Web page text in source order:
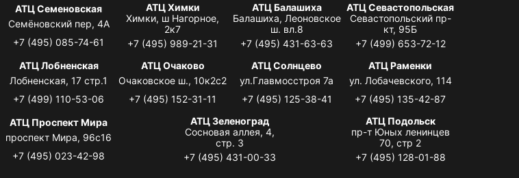
АТЦ Семеновская
Семёновский пер, 4А
+7 (495) 085-74-61
АТЦ Химки
Химки, ш Нагорное,
2к7
+7 (495) 989-21-31
АТЦ Балашиха
Балашиха, Леоновское
ш. вл.8
+7 (495) 431-63-63
АТЦ Севастопольская
Севастопольский пр-
кт, 95Б
+7 (499) 653-72-12
АТЦ Лобненская
Лобненская, 17 стр.1
+7 (499) 110-53-06
АТЦ Очаково
Очаковское ш., 10к2с2
+7 (495) 152-31-11
АТЦ Солнцево
ул.Главмосстроя 7а
+7 (495) 125-38-41
АТЦ Раменки
ул. Лобачевского, 114
+7 (495) 135-42-87
АТЦ Проспект Мира
проспект Мира, 96с16
+7 (495) 023-42-98
АТЦ Зеленоград
Сосновая аллея, 4,
стр. 3
+7 (495) 431-00-33
АТЦ Подольск
пр-т Юных ленинцев
70, стр 2
+7 (495) 128-01-88